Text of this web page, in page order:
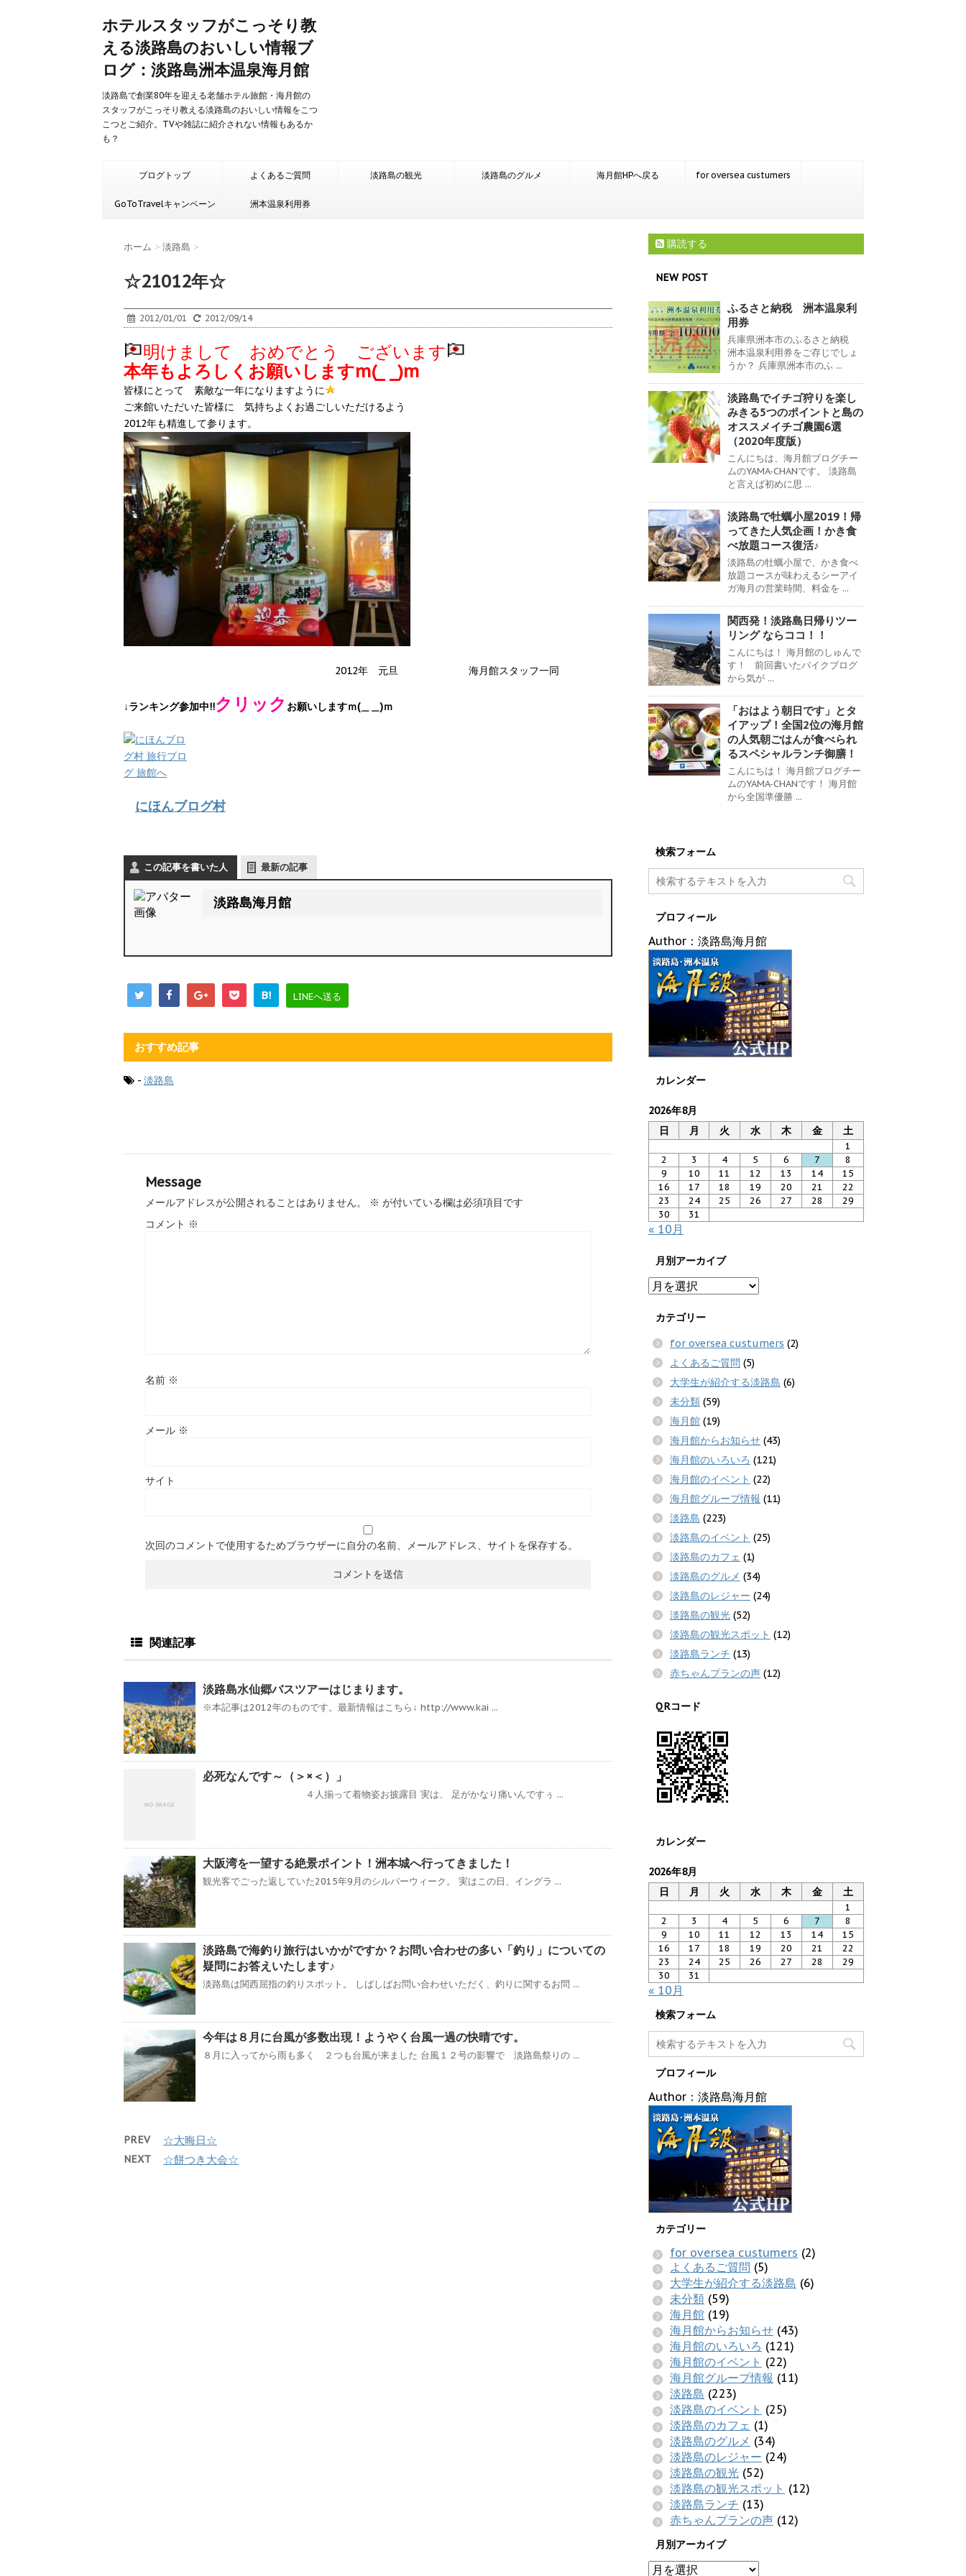
ホテルスタッフがこっそり教
える淡路島のおいしい情報ブ
ログ：淡路島洲本温泉海月館
淡路島で創業80年を迎える老舗ホテル旅館・海月館の
スタッフがこっそり教える淡路島のおいしい情報をこつ
こつとご紹介。TVや雑誌に紹介されない情報もあるか
も？
ブログトップ よくあるご質問 淡路島の観光 淡路島のグルメ 海月館HPへ戻る for oversea custumers
GoToTravelキャンペーン 洲本温泉利用券
ホーム > 淡路島 >
☆21012年☆
2012/01/01 2012/09/14
明けまして おめでとう ございます
本年もよろしくお願いしますm(_ _)m
皆様にとって 素敵な一年になりますように
ご来館いただいた皆様に 気持ちよくお過ごしいただけるよう
2012年も精進して参ります。
2012年 元旦 海月館スタッフ一同
↓ランキング参加中!!クリック お願いしますｍ(＿＿)ｍ
にほんブログ村
この記事を書いた人 最新の記事
淡路島海月館
B! LINEへ送る
おすすめ記事
- 淡路島
Message
メールアドレスが公開されることはありません。 ※ が付いている欄は必須項目です
コメント ※
名前 ※
メール ※
サイト
次回のコメントで使用するためブラウザーに自分の名前、メールアドレス、サイトを保存する。
関連記事
淡路島水仙郷バスツアーはじまります。
※本記事は2012年のものです。最新情報はこちら↓ http://www.kai ...
必死なんです～（＞×＜）」
４人揃って着物姿お披露目 実は、 足がかなり痛いんですぅ ...
大阪湾を一望する絶景ポイント！洲本城へ行ってきました！
観光客でごった返していた2015年9月のシルバーウィーク。 実はこの日、イングラ ...
淡路島で海釣り旅行はいかがですか？お問い合わせの多い「釣り」についての
疑問にお答えいたします♪
淡路島は関西屈指の釣りスポット。 しばしばお問い合わせいただく、釣りに関するお問 ...
今年は８月に台風が多数出現！ようやく台風一過の快晴です。
８月に入ってから雨も多く ２つも台風が来ました 台風１２号の影響で 淡路島祭りの ...
PREV ☆大晦日☆
NEXT ☆餅つき大会☆
購読する
NEW POST
ふるさと納税 洲本温泉利
用券
兵庫県洲本市のふるさと納税
洲本温泉利用券をご存じでしょ
うか？ 兵庫県洲本市のふ ...
淡路島でイチゴ狩りを楽し
みきる5つのポイントと島の
オススメイチゴ農園6選
（2020年度版）
こんにちは、海月館ブログチー
ムのYAMA-CHANです。 淡路島
と言えば初めに思 ...
淡路島で牡蠣小屋2019！帰
ってきた人気企画！かき食
べ放題コース復活♪
淡路島の牡蠣小屋で、かき食べ
放題コースが味わえるシーアイ
ガ海月の営業時間、料金を ...
関西発！淡路島日帰りツー
リング ならココ！！
こんにちは！ 海月館のしゅんで
す！ 前回書いたバイクブログ
から気が ...
「おはよう朝日です」とタ
イアップ！全国2位の海月館
の人気朝ごはんが食べられ
るスペシャルランチ御膳！
こんにちは！ 海月館ブログチー
ムのYAMA-CHANです！ 海月館
から全国準優勝 ...
検索フォーム
プロフィール
Author：淡路島海月館
カレンダー
2026年8月
日
月 火 水 木 金 土
1
2
3 4 5 6 7
8
9
10 11 12 13 14
15
16
17 18 19 20 21
22
23
24 25 26 27 28
29
30
31
« 10月
月別アーカイブ
カテゴリー
for oversea custumers (2)
よくあるご質問 (5)
大学生が紹介する淡路島 (6)
未分類 (59)
海月館 (19)
海月館からお知らせ (43)
海月館のいろいろ (121)
海月館のイベント (22)
海月館グループ情報 (11)
淡路島 (223)
淡路島のイベント (25)
淡路島のカフェ (1)
淡路島のグルメ (34)
淡路島のレジャー (24)
淡路島の観光 (52)
淡路島の観光スポット (12)
淡路島ランチ (13)
赤ちゃんプランの声 (12)
QRコード
カレンダー
2026年8月
日
月 火 水 木 金 土
1
2
3 4 5 6 7
8
9
10 11 12 13 14
15
16
17 18 19 20 21
22
23
24 25 26 27 28
29
30
31
« 10月
検索フォーム
プロフィール
Author：淡路島海月館
カテゴリー
for oversea custumers (2)
よくあるご質問 (5)
大学生が紹介する淡路島 (6)
未分類 (59)
海月館 (19)
海月館からお知らせ (43)
海月館のいろいろ (121)
海月館のイベント (22)
海月館グループ情報 (11)
淡路島 (223)
淡路島のイベント (25)
淡路島のカフェ (1)
淡路島のグルメ (34)
淡路島のレジャー (24)
淡路島の観光 (52)
淡路島の観光スポット (12)
淡路島ランチ (13)
赤ちゃんプランの声 (12)
月別アーカイブ